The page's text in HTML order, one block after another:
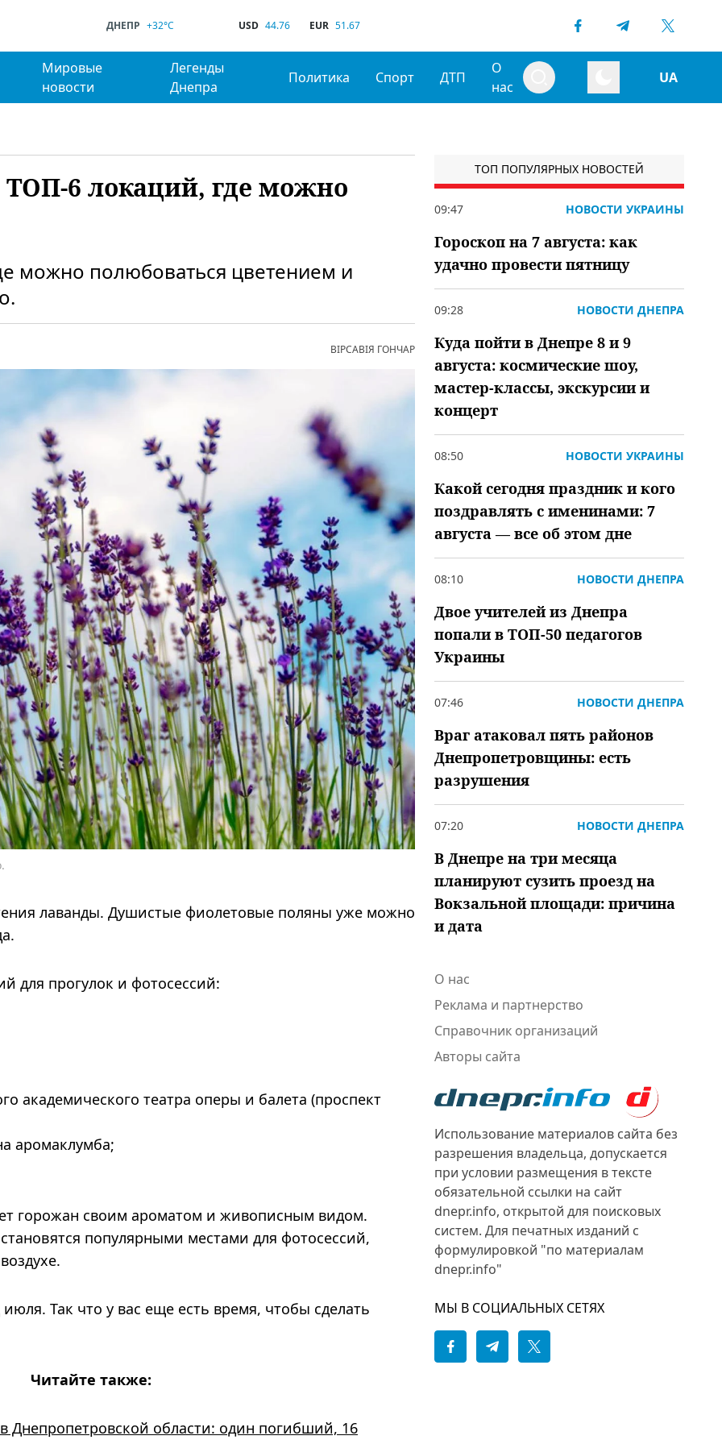
ДНЕПР +32°C USD 44.76 EUR 51.67
Мировые
новости
Легенды
Днепра
Политика Спорт ДТП
О
нас
UA
6 локаций, где можно
можно полюбоваться цветением и
ВІРСАВІЯ ГОНЧАР
лаванды. Душистые фиолетовые поляны уже можно
для прогулок и фотосессий:
академического театра оперы и балета (проспект
аромаклумба;
горожан своим ароматом и живописным видом.
популярными местами для фотосессий,
Так что у вас еще есть время, чтобы сделать
Читайте также:
Днепропетровской области: один погибший, 16
ТОП ПОПУЛЯРНЫХ НОВОСТЕЙ
09:47 НОВОСТИ УКРАИНЫ
Гороскоп на 7 августа: как
удачно провести пятницу
09:28 НОВОСТИ ДНЕПРА
Куда пойти в Днепре 8 и 9
августа: космические шоу,
мастер-классы, экскурсии и
концерт
08:50 НОВОСТИ УКРАИНЫ
Какой сегодня праздник и кого
поздравлять с именинами: 7
августа — все об этом дне
08:10 НОВОСТИ ДНЕПРА
Двое учителей из Днепра
попали в ТОП-50 педагогов
Украины
07:46 НОВОСТИ ДНЕПРА
Враг атаковал пять районов
Днепропетровщины: есть
разрушения
07:20 НОВОСТИ ДНЕПРА
В Днепре на три месяца
планируют сузить проезд на
Вокзальной площади: причина
и дата
О нас
Реклама и партнерство
Справочник организаций
Авторы сайта
Использование материалов сайта без
разрешения владельца, допускается
при условии размещения в тексте
обязательной ссылки на сайт
dnepr.info, открытой для поисковых
систем. Для печатных изданий с
формулировкой "по материалам
dnepr.info"
МЫ В СОЦИАЛЬНЫХ СЕТЯХ